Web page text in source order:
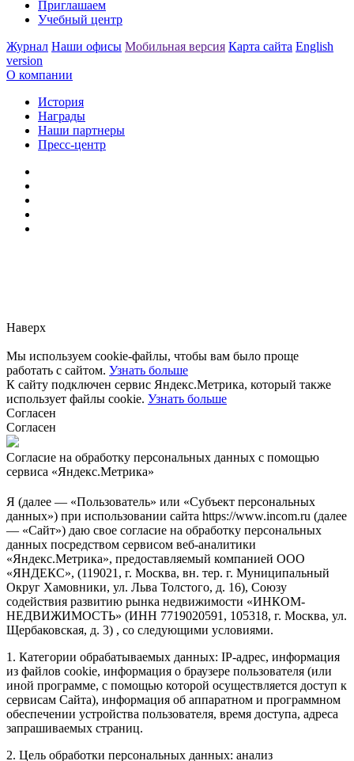
Приглашаем
Учебный центр
Журнал Наши офисы Мобильная версия Карта сайта English
version
О компании
История
Награды
Наши партнеры
Пресс-центр
Наверх
Мы используем cookie-файлы, чтобы вам было проще
работать с сайтом. Узнать больше
К сайту подключен сервис Яндекс.Метрика, который также
использует файлы cookie. Узнать больше
Согласен
Согласен
Согласие на обработку персональных данных с помощью
сервиса «Яндекс.Метрика»
Я (далее — «Пользователь» или «Субъект персональных
данных») при использовании сайта https://www.incom.ru (далее
— «Сайт») даю свое согласие на обработку персональных
данных посредством сервисом веб-аналитики
«Яндекс.Метрика», предоставляемый компанией ООО
«ЯНДЕКС», (119021, г. Москва, вн. тер. г. Муниципальный
Округ Хамовники, ул. Льва Толстого, д. 16), Союзу
содействия развитию рынка недвижимости «ИНКОМ-
НЕДВИЖИМОСТЬ» (ИНН 7719020591, 105318, г. Москва, ул.
Щербаковская, д. 3) , со следующими условиями.
1. Категории обрабатываемых данных: IP-адрес, информация
из файлов cookie, информация о браузере пользователя (или
иной программе, с помощью которой осуществляется доступ к
сервисам Сайта), информация об аппаратном и программном
обеспечении устройства пользователя, время доступа, адреса
запрашиваемых страниц.
2. Цель обработки персональных данных: анализ